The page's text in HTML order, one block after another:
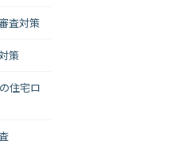
査対策
策
住宅ロ